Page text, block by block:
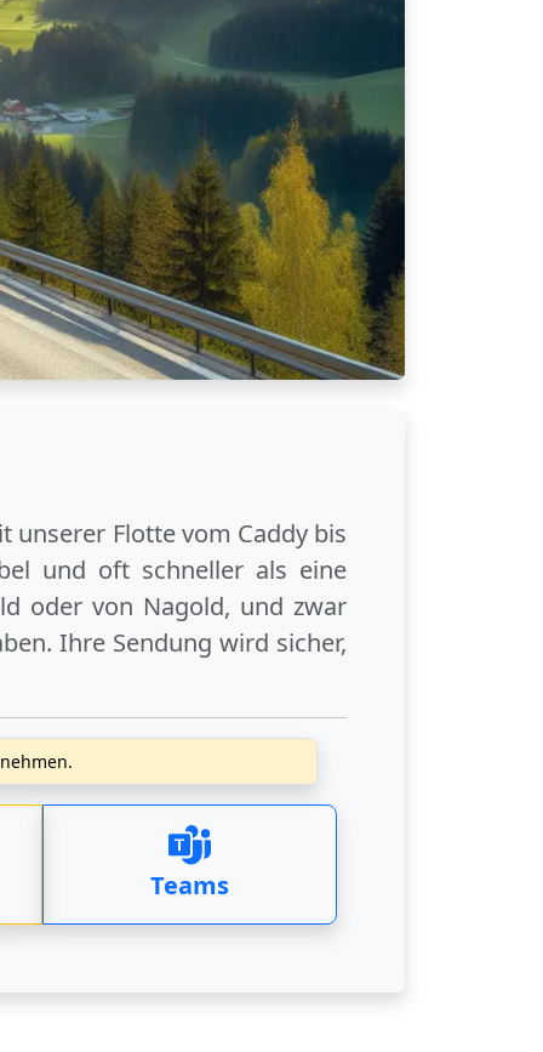
unserer Flotte vom Caddy bis
und oft schneller als eine
oder von Nagold, und zwar
Ihre Sendung wird sicher,
Teams